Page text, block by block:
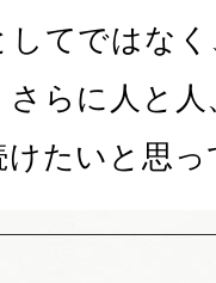
てではな
らに人と
たいと思